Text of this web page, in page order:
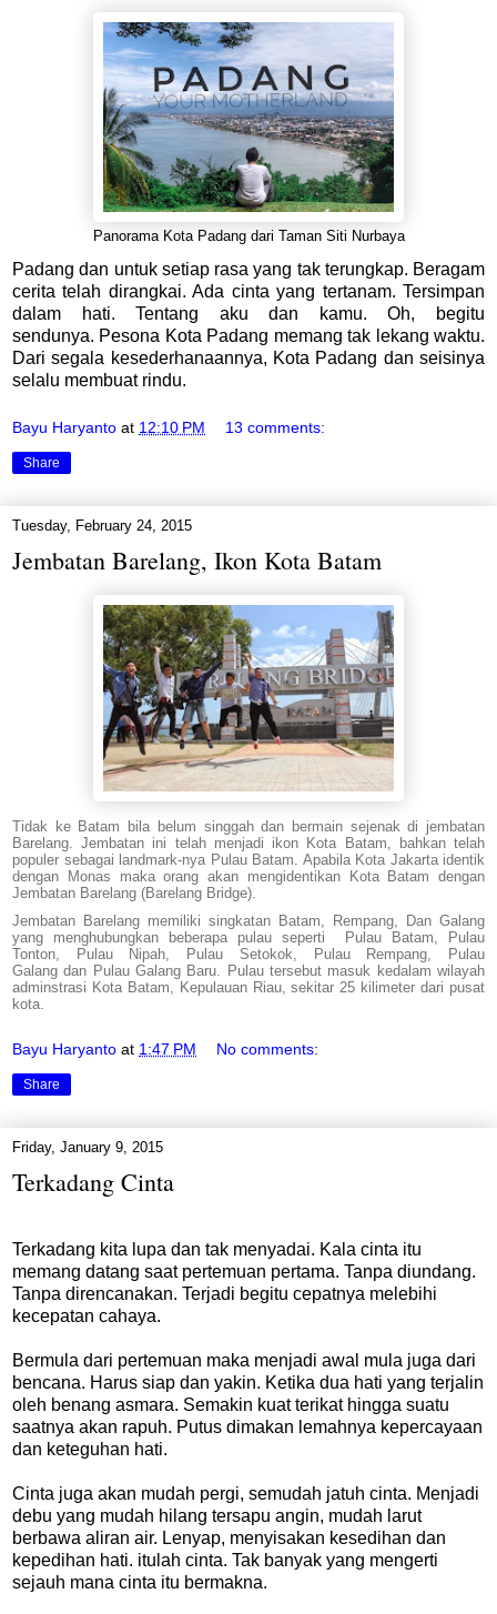
Panorama Kota Padang dari Taman Siti Nurbaya
Padang dan untuk setiap rasa yang tak terungkap. Beragam
cerita telah dirangkai. Ada cinta yang tertanam. Tersimpan
dalam hati. Tentang aku dan kamu. Oh, begitu
sendunya. Pesona Kota Padang memang tak lekang waktu.
Dari segala kesederhanaannya, Kota Padang dan seisinya
selalu membuat rindu.
Bayu Haryanto at 12:10 PM 13 comments:
Share
Tuesday, February 24, 2015
Jembatan Barelang, Ikon Kota Batam
Tidak ke Batam bila belum singgah dan bermain sejenak di jembatan
Barelang. Jembatan ini telah menjadi ikon Kota Batam, bahkan telah
populer sebagai landmark-nya Pulau Batam. Apabila Kota Jakarta identik
dengan Monas maka orang akan mengidentikan Kota Batam dengan
Jembatan Barelang (Barelang Bridge).
Jembatan Barelang memiliki singkatan Batam, Rempang, Dan Galang
yang menghubungkan beberapa pulau seperti Pulau Batam, Pulau
Tonton, Pulau Nipah, Pulau Setokok, Pulau Rempang, Pulau
Galang dan Pulau Galang Baru. Pulau tersebut masuk kedalam wilayah
adminstrasi Kota Batam, Kepulauan Riau, sekitar 25 kilimeter dari pusat
kota.
Bayu Haryanto at 1:47 PM No comments:
Share
Friday, January 9, 2015
Terkadang Cinta
Terkadang kita lupa dan tak menyadai. Kala cinta itu
memang datang saat pertemuan pertama. Tanpa diundang.
Tanpa direncanakan. Terjadi begitu cepatnya melebihi
kecepatan cahaya.
Bermula dari pertemuan maka menjadi awal mula juga dari
bencana. Harus siap dan yakin. Ketika dua hati yang terjalin
oleh benang asmara. Semakin kuat terikat hingga suatu
saatnya akan rapuh. Putus dimakan lemahnya kepercayaan
dan keteguhan hati.
Cinta juga akan mudah pergi, semudah jatuh cinta. Menjadi
debu yang mudah hilang tersapu angin, mudah larut
berbawa aliran air. Lenyap, menyisakan kesedihan dan
kepedihan hati. itulah cinta. Tak banyak yang mengerti
sejauh mana cinta itu bermakna.